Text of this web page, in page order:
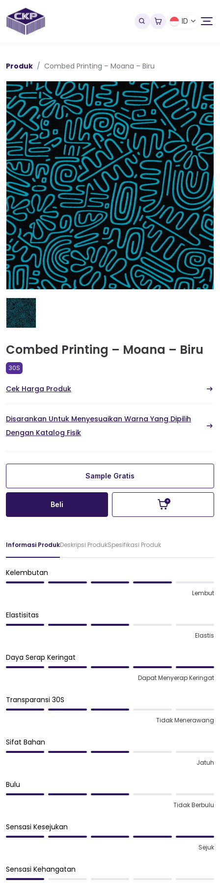
ID
Produk Combed Printing – Moana – Biru
Combed Printing – Moana – Biru
30S
Cek Harga Produk
Disarankan Untuk Menyesuaikan Warna Yang Dipilih
Dengan Katalog Fisik
Sample Gratis
Beli
Informasi ProdukDeskripsi ProdukSpesifikasi Produk
Kelembutan
Lembut
Elastisitas
Elastis
Daya Serap Keringat
Dapat Menyerap Keringat
Transparansi 30S
Tidak Menerawang
Sifat Bahan
Jatuh
Bulu
Tidak Berbulu
Sensasi Kesejukan
Sejuk
Sensasi Kehangatan